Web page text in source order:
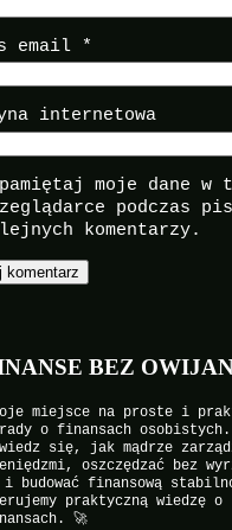
email *
internetowa
moje dane w
podczas
komentarzy.
BEZ
miejsce na proste i
o finansach osobistych.
się, jak mądrze
oszczędzać bez
i budować finansową
praktyczną wiedzę o
🚀